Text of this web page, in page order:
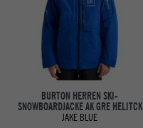
BURTON HERREN SKI-
SNOWBOARDJACKE AK GRE HELITCK
JAKE BLUE